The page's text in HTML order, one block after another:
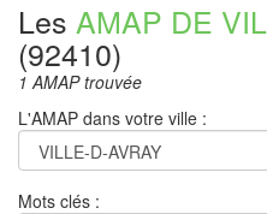
Les AMAP DE
(92410)
1 AMAP trouvée
L'AMAP dans votre ville :
Mots clés :